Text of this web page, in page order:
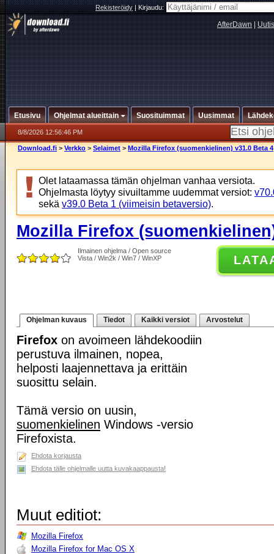
Rekisteröidy|Kirjaudu:
AfterDawn
Etusivu Ohjelmat alueittain Suosituimmat Uusimmat
8/8/2026 12:56:46 PM
Download.fi > Verkko > Selaimet > Mozilla Firefox (suomenkielinen) v31.0 Beta 4
Olet lataamassa tämän ohjelman vanhaa versiota.
Ohjelmasta löytyy sivuiltamme uudemmat versiot:
sekä v39.0 Beta 1 (viimeisin betaversio).
Mozilla Firefox
Ilmainen ohjelma / Open source
Vista / Win2k / Win7 / WinXP
Ohjelman kuvaus Tiedot Kaikki versiot Arvostelut
Firefox on avoimeen lähdekoodiin
perustuva ilmainen, nopea,
helposti laajennettava ja erittäin
suosittu selain.
Tämä versio on uusin,
suomenkielinen Windows -versio
Firefoxista.
Ehdota korjausta
Ehdota tälle ohjelmalle uutta kuvakaappausta!
Muut editiot:
Mozilla Firefox
Mozilla Firefox for Mac OS X